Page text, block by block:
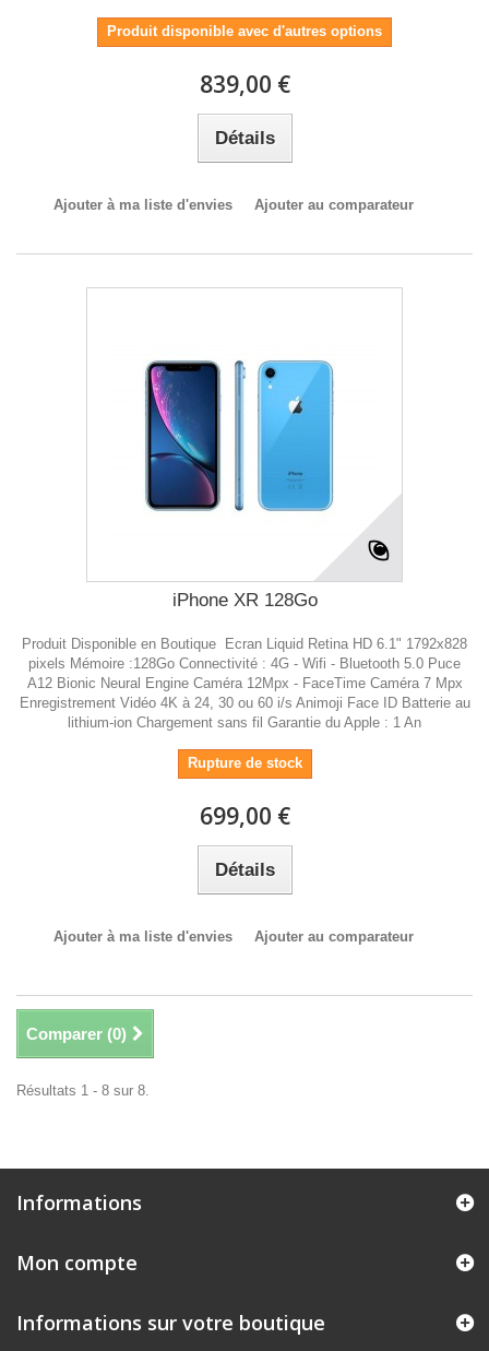
Produit disponible avec d'autres options
839,00 €
Détails
Ajouter à ma liste d'envies Ajouter au comparateur
iPhone XR 128Go
Produit Disponible en Boutique Ecran Liquid Retina HD 6.1" 1792x828
pixels Mémoire :128Go Connectivité : 4G - Wifi - Bluetooth 5.0 Puce
A12 Bionic Neural Engine Caméra 12Mpx - FaceTime Caméra 7 Mpx
Enregistrement Vidéo 4K à 24, 30 ou 60 i/s Animoji Face ID Batterie au
lithium-ion Chargement sans fil Garantie du Apple : 1 An
Rupture de stock
699,00 €
Détails
Ajouter à ma liste d'envies Ajouter au comparateur
Comparer (0)
Résultats 1 - 8 sur 8.
Informations
Mon compte
Informations sur votre boutique